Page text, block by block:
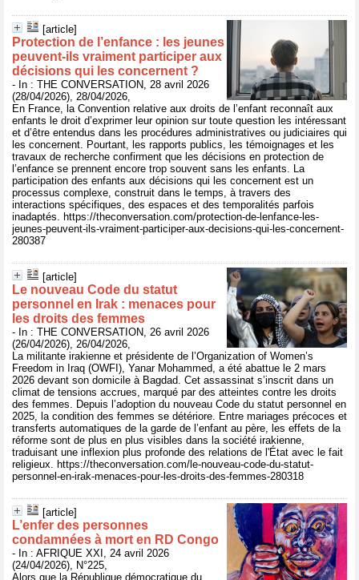
[article]
Protection de l’enfance : les jeunes
peuvent‑ils vraiment participer aux
décisions qui les concernent ?
- In : THE CONVERSATION, 28 avril 2026
(28/04/2026), 28/04/2026,
En France, la Convention relative aux droits de l’enfant reconnaît aux
enfants le droit d’exprimer leur opinion sur toute question les intéressant
et d’être entendus dans les procédures administratives ou judiciaires qui
les concernent. Pourtant, les rapports publics, les témoignages et les
travaux de recherche confirment que les décisions en protection de
l’enfance se prennent encore trop souvent sans les enfants. La
participation des enfants aux décisions qui les concernent est un
processus complexe, construit dans le temps, à travers des
interactions spécifiques, des espaces et des temporalités parfois
inadaptés. https://theconversation.com/protection-de-lenfance-les-
jeunes-peuvent-ils-vraiment-participer-aux-decisions-qui-les-concernent-
280387
[article]
Le nouveau Code du statut
personnel en Irak : menaces pour
les droits des femmes
- In : THE CONVERSATION, 26 avril 2026
(26/04/2026), 26/04/2026,
La militante irakienne et présidente de l’Organization of Women’s
Freedom in Iraq (OWFI), Yanar Mohammed, a été abattue le 2 mars
2026 devant son domicile à Bagdad. Cet assassinat s’inscrit dans un
climat de tensions accrues, marqué par des atteintes contre les droits
des femmes. Depuis l’adoption du nouveau Code du statut personnel en
2025, la condition des femmes se détériore. Entre mariages précoces et
transferts automatiques de la garde de l’enfant au père, les effets de la
réforme sont de plus en plus visibles dans la société irakienne,
traduisant une inflexion plus profonde des relations de l'État avec le fait
religieux. https://theconversation.com/le-nouveau-code-du-statut-
personnel-en-irak-menaces-pour-les-droits-des-femmes-280318
[article]
L’enfer des personnes
condamnées à mort en RD Congo
- In : AFRIQUE XXI, 24 avril 2026
(24/04/2026), N°225,
Alors que la République démocratique du